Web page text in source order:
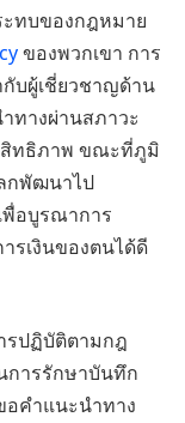
ทบของกฎหมาย
ของพวกเขา การ
บผู้เชี่ยวชาญด้าน
ทางผ่านสภาวะ
สิทธิภาพ ขณะที่ภูมิ
กพัฒนาไป
พื่อบูรณาการ
รเงินของตนได้ดี
รปฏิบัติตามกฎ
การรักษาบันทึก
อคำแนะนำทาง